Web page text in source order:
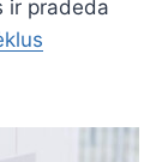
ir pradeda